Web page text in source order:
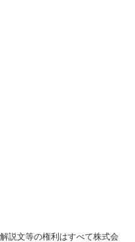
説文等の権利はすべて株式会